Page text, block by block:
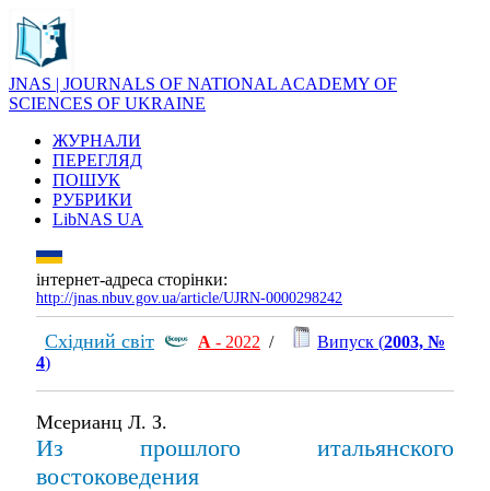
JNAS | JOURNALS OF NATIONAL ACADEMY OF
SCIENCES OF UKRAINE
ЖУРНАЛИ
ПЕРЕГЛЯД
ПОШУК
РУБРИКИ
LibNAS UA
інтернет-адреса сторінки:
http://jnas.nbuv.gov.ua/article/UJRN-0000298242
Східний світ А - 2022 / Випуск (2003, №
4)
Мсерианц Л. З.
Из прошлого итальянского
востоковедения